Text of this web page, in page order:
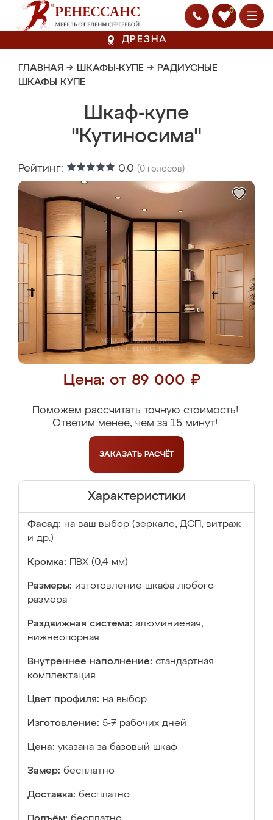
0
ДРЕЗНА
ГЛАВНАЯ → ШКАФЫ-КУПЕ → РАДИУСНЫЕ
ШКАФЫ КУПЕ
Шкаф-купе
"Кутиносима"
Рейтинг: 0.0 (0 голосов)
Цена: от 89 000 ₽
Поможем рассчитать точную стоимость!
Ответим менее, чем за 15 минут!
ЗАКАЗАТЬ РАСЧЁТ
Характеристики
Фасад: на ваш выбор (зеркало, ДСП, витраж
и др.)
Кромка: ПВХ (0,4 мм)
Размеры: изготовление шкафа любого
размера
Раздвижная система: алюминиевая,
нижнеопорная
Внутреннее наполнение: стандартная
комплектация
Цвет профиля: на выбор
Изготовление: 5-7 рабочих дней
Цена: указана за базовый шкаф
Замер: бесплатно
Доставка: бесплатно